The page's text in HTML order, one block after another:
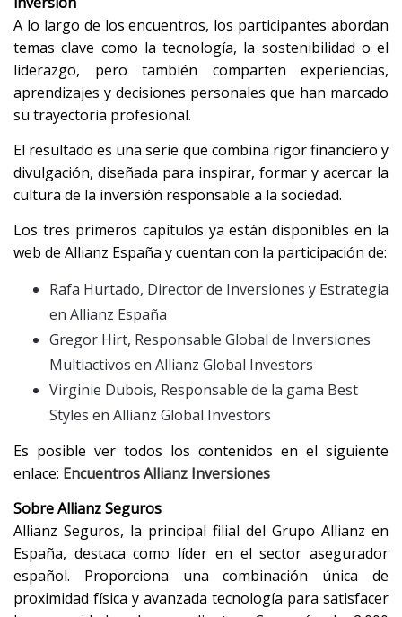
A lo largo de los encuentros, los participantes abordan
temas clave como la tecnología, la sostenibilidad o el
liderazgo, pero también comparten experiencias,
aprendizajes y decisiones personales que han marcado
su trayectoria profesional.
El resultado es una serie que combina rigor financiero y
divulgación, diseñada para inspirar, formar y acercar la
cultura de la inversión responsable a la sociedad.
Los tres primeros capítulos ya están disponibles en la
web de Allianz España y cuentan con la participación de:
Rafa Hurtado, Director de Inversiones y Estrategia
en Allianz España
Gregor Hirt, Responsable Global de Inversiones
Multiactivos en Allianz Global Investors
Virginie Dubois, Responsable de la gama Best
Styles en Allianz Global Investors
Es posible ver todos los contenidos en el siguiente
enlace: Encuentros Allianz Inversiones
Sobre Allianz Seguros
Allianz Seguros, la principal filial del Grupo Allianz en
España, destaca como líder en el sector asegurador
español. Proporciona una combinación única de
proximidad física y avanzada tecnología para satisfacer